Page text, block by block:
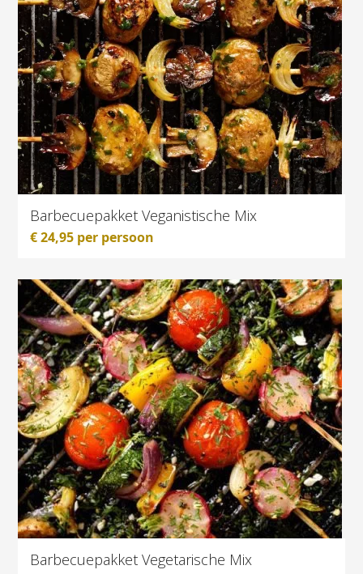
Barbecuepakket Veganistische Mix
€24,95 per persoon
Barbecuepakket Vegetarische Mix